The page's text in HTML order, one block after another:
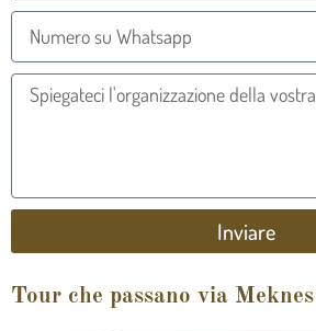
Inviare
Tour che passano via